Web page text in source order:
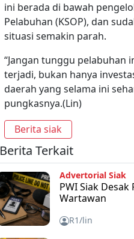
ini berada di bawah
Pelabuhan (KSOP), dan
situasi semakin parah.
“Jangan tunggu pelabuhan
terjadi, bukan hanya
daerah yang selama ini
pungkasnya.(Lin)
Berita siak
Berita Terkait
Advertorial Siak
PWI Siak
Wartawan
R1/lin